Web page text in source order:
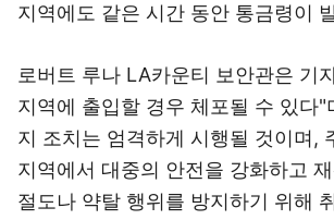
지역에도 같은 시간 동안 통금령이
로버트 루나 LA카운티 보안관은 기
지역에 출입할 경우 체포될 수 있다"
지 조치는 엄격하게 시행될 것이며,
지역에서 대중의 안전을 강화하고
절도나 약탈 행위를 방지하기 위해